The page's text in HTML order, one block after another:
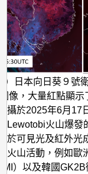
日本向日葵９號
像，大量紅點顯示
攝於2025年6月17
Lewotobi火山爆發
於可見光及紅外光
火山活動，例如歐
）以及韓國